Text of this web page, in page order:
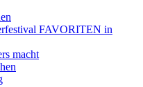
FAVORITEN in
macht